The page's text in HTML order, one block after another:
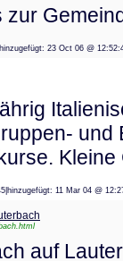
zur
23 Oct 06 @
11 Mar 04
auf